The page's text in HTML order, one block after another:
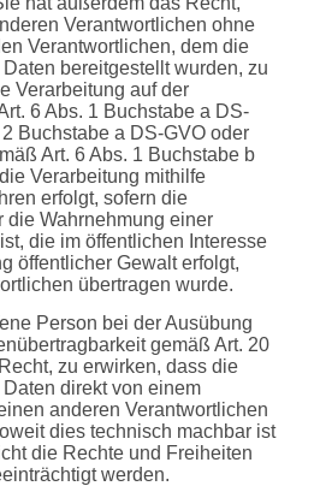
Verantwortlichen ohne
Verantwortlichen, dem die
bereitgestellt wurden, zu
Verarbeitung auf der
6 Abs. 1 Buchstabe a DS-
Buchstabe a DS-GVO oder
Art. 6 Abs. 1 Buchstabe b
Verarbeitung mithilfe
erfolgt, sofern die
die Wahrnehmung einer
die im öffentlichen Interesse
öffentlicher Gewalt erfolgt,
übertragen wurde.
Person bei der Ausübung
gemäß Art. 20
zu erwirken, dass die
direkt von einem
anderen Verantwortlichen
dies technisch machbar ist
die Rechte und Freiheiten
werden.